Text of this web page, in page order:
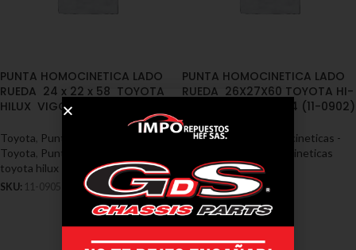
PUNTA HOMOCINETICA LADO
RUEDA 24 x 22 x 58 TOYOTA
HILUX VIGO 3.0 4WD DIESEL
Toyota Puntas Homocineticas -
Toyota Puntas homocineticas
toyota hilux
SKU: 11-0905
PUNTA HOMOCINETICA LADO
RUEDA 26X27X60 TOYOTA HI-
LUX 4X4 1992/2004 (11-0902)
Toyota,Puntas Homocineticas -
Puntas homocineticas
toyota hilux
SKU:11-0902